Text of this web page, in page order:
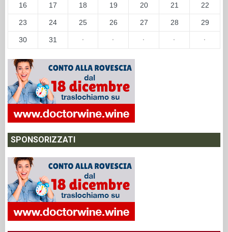
16 17 18 19 20 21 22
23 24 25 26 27 28 29
30 31 · · · · ·
SPONSORIZZATI